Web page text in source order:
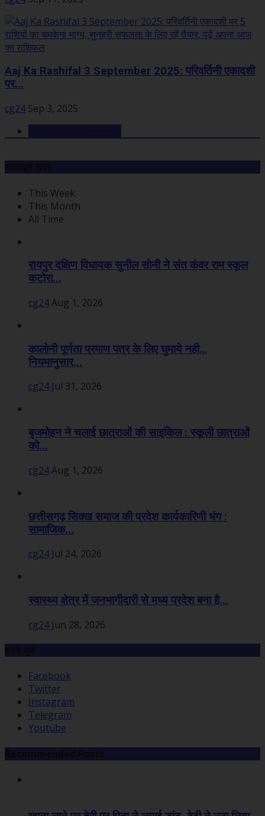
Aaj Ka Rashifal 3 September 2025: परिवर्तिनी एकादशी
पर...
cg24 Sep 3, 2025
This Week
This Month
All Time
रायपुर दक्षिण विधायक सुनील सोनी ने संत कंवर राम स्कूल
कटोरा...
cg24Aug 1, 2026
कालोनी पूर्णता प्रमाण पत्र के लिए घुमाये नही…
नियमानुसार...
cg24 Jul 31, 2026
बृजमोहन ने चलाई छात्राओं की साइकिल : स्कूली छात्राओं
को...
cg24Aug 1, 2026
छत्तीसगढ़ सिक्ख समाज की प्रदेश कार्यकारिणी भंग :
सामाजिक...
cg24 Jul 24, 2026
स्वास्थ्य क्षेत्र में जनभागीदारी से मध्य प्रदेश बना है...
cg24 Jun 28, 2026
Facebook
Twitter
Instagram
Telegram
Youtube